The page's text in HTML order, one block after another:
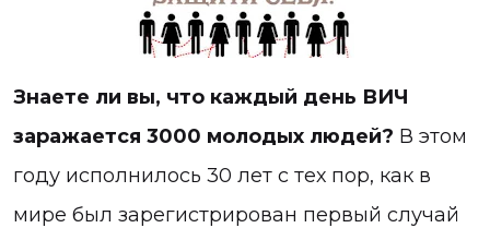
Знаете ли вы, что каждый день ВИЧ
заражается 3000 молодых людей? В этом
году исполнилось 30 лет с тех пор, как в
мире был зарегистрирован первый случай